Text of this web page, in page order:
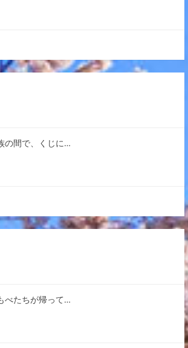
の間で、くじに…
べたちが帰って…